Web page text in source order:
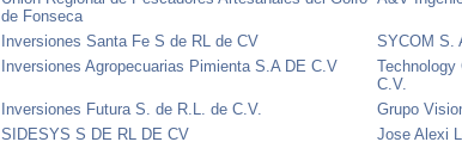
de Fonseca
Inversiones Santa Fe S de RL de CV
SYCOM S.
Inversiones Agropecuarias Pimienta S.A DE C.V
C.V.
Inversiones Futura S. de R.L. de C.V.
Grupo
SIDESYS S DE RL DE CV
Jose Alexi